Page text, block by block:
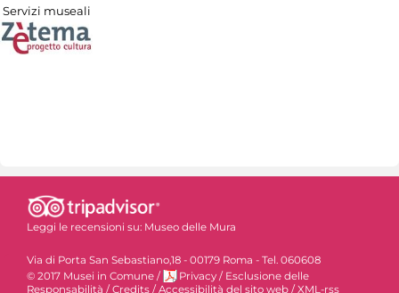
Servizi museali
Leggi le recensioni su: Museo delle Mura
Via di Porta San Sebastiano,18 - 00179 Roma - Tel. 060608
© 2017 Musei in Comune / Privacy / Esclusione delle
Responsabilità / Credits / Accessibilità del sito web / XML-rss